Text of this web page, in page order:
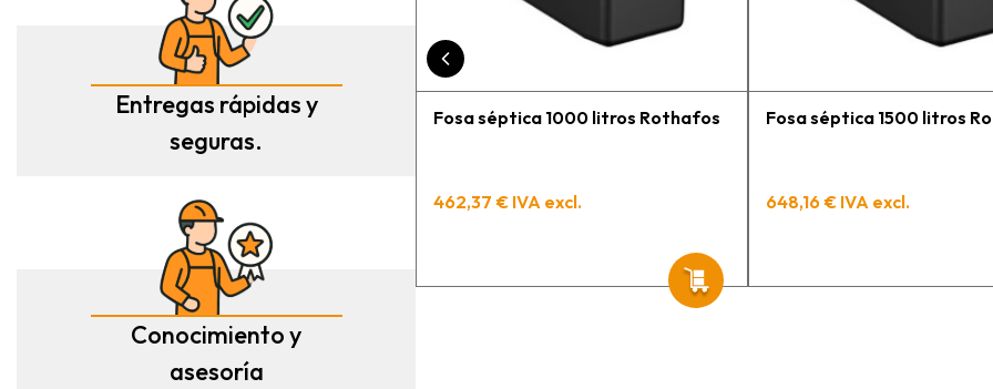
Entregas rápidas y
seguras.
Conocimiento y
asesoría
Fosa séptica 1000 litros Rothafos
462,37 € IVA excl.
Fosa séptica 1500 litros
648,16 € IVA excl.